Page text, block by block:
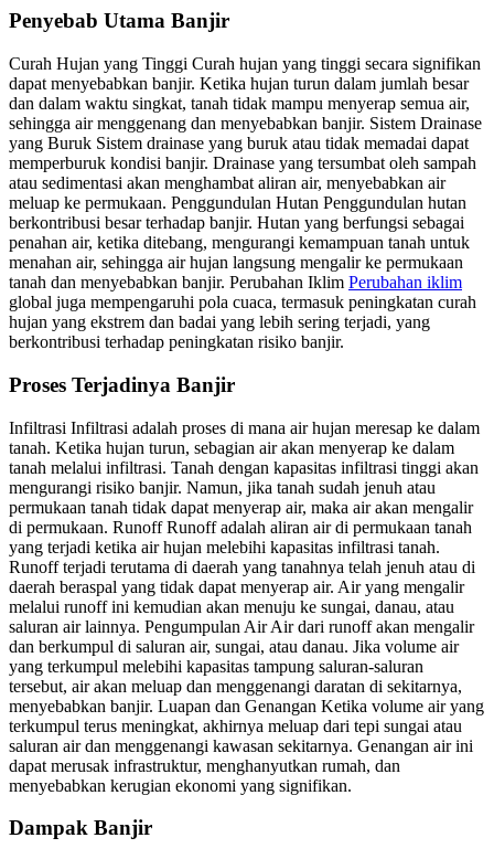
Penyebab Utama Banjir
Curah Hujan yang Tinggi Curah hujan yang tinggi secara signifikan
dapat menyebabkan banjir. Ketika hujan turun dalam jumlah besar
dan dalam waktu singkat, tanah tidak mampu menyerap semua air,
sehingga air menggenang dan menyebabkan banjir. Sistem Drainase
yang Buruk Sistem drainase yang buruk atau tidak memadai dapat
memperburuk kondisi banjir. Drainase yang tersumbat oleh sampah
atau sedimentasi akan menghambat aliran air, menyebabkan air
meluap ke permukaan. Penggundulan Hutan Penggundulan hutan
berkontribusi besar terhadap banjir. Hutan yang berfungsi sebagai
penahan air, ketika ditebang, mengurangi kemampuan tanah untuk
menahan air, sehingga air hujan langsung mengalir ke permukaan
tanah dan menyebabkan banjir. Perubahan Iklim Perubahan iklim
global juga mempengaruhi pola cuaca, termasuk peningkatan curah
hujan yang ekstrem dan badai yang lebih sering terjadi, yang
berkontribusi terhadap peningkatan risiko banjir.
Proses Terjadinya Banjir
Infiltrasi Infiltrasi adalah proses di mana air hujan meresap ke dalam
tanah. Ketika hujan turun, sebagian air akan menyerap ke dalam
tanah melalui infiltrasi. Tanah dengan kapasitas infiltrasi tinggi akan
mengurangi risiko banjir. Namun, jika tanah sudah jenuh atau
permukaan tanah tidak dapat menyerap air, maka air akan mengalir
di permukaan. Runoff Runoff adalah aliran air di permukaan tanah
yang terjadi ketika air hujan melebihi kapasitas infiltrasi tanah.
Runoff terjadi terutama di daerah yang tanahnya telah jenuh atau di
daerah beraspal yang tidak dapat menyerap air. Air yang mengalir
melalui runoff ini kemudian akan menuju ke sungai, danau, atau
saluran air lainnya. Pengumpulan Air Air dari runoff akan mengalir
dan berkumpul di saluran air, sungai, atau danau. Jika volume air
yang terkumpul melebihi kapasitas tampung saluran-saluran
tersebut, air akan meluap dan menggenangi daratan di sekitarnya,
menyebabkan banjir. Luapan dan Genangan Ketika volume air yang
terkumpul terus meningkat, akhirnya meluap dari tepi sungai atau
saluran air dan menggenangi kawasan sekitarnya. Genangan air ini
dapat merusak infrastruktur, menghanyutkan rumah, dan
menyebabkan kerugian ekonomi yang signifikan.
Dampak Banjir